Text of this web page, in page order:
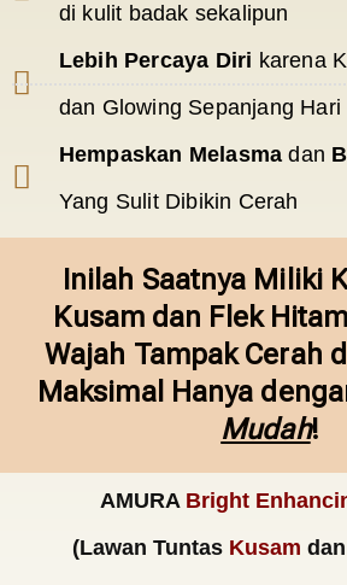
di kulit badak sekalipun
Lebih Percaya Diri karena
dan Glowing Sepanjang Hari
Hempaskan Melasmadan
Yang Sulit Dibikin Cerah
Inilah Saatnya Miliki
Kusam dan Flek
Wajah Tampak Cerah
Maksimal Hanya
Mudah!
AMURA Bright
(Lawan Tuntas Kusam dan